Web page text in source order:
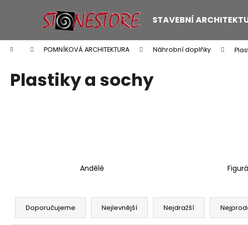
STAVEBNÍ
Domů POMNÍKOVÁ ARCHITEKTURA Náhrobní doplňky
Plastiky a sochy
Andělé
Ř
Doporučujeme Nejlevnější Nejdražší
í
Zpět
do
obchodu
Zpět
do
obchodu